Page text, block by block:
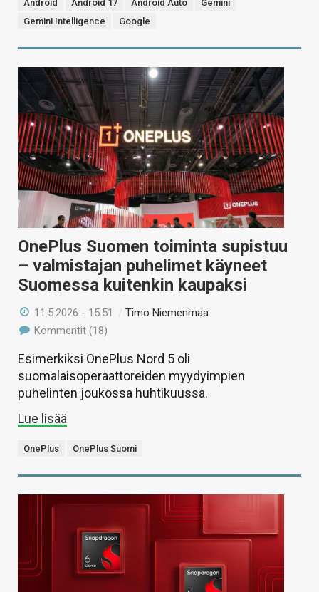
Android Android 17 Android Auto
Gemini
Gemini Intelligence
Google
OnePlus Suomen toiminta supistuu
– valmistajan puhelimet käyneet
Suomessa kuitenkin kaupaksi
11.5.2026 - 15:51 /Timo Niemenmaa
Kommentit (18)
Esimerkiksi OnePlus Nord 5 oli
suomalaisoperaattoreiden myydyimpien
puhelinten joukossa huhtikuussa.
Lue lisää
OnePlus OnePlus Suomi